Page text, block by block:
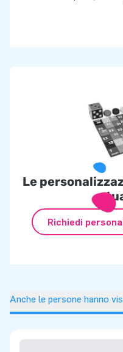
Le
Richiedi
Anche le persone hanno